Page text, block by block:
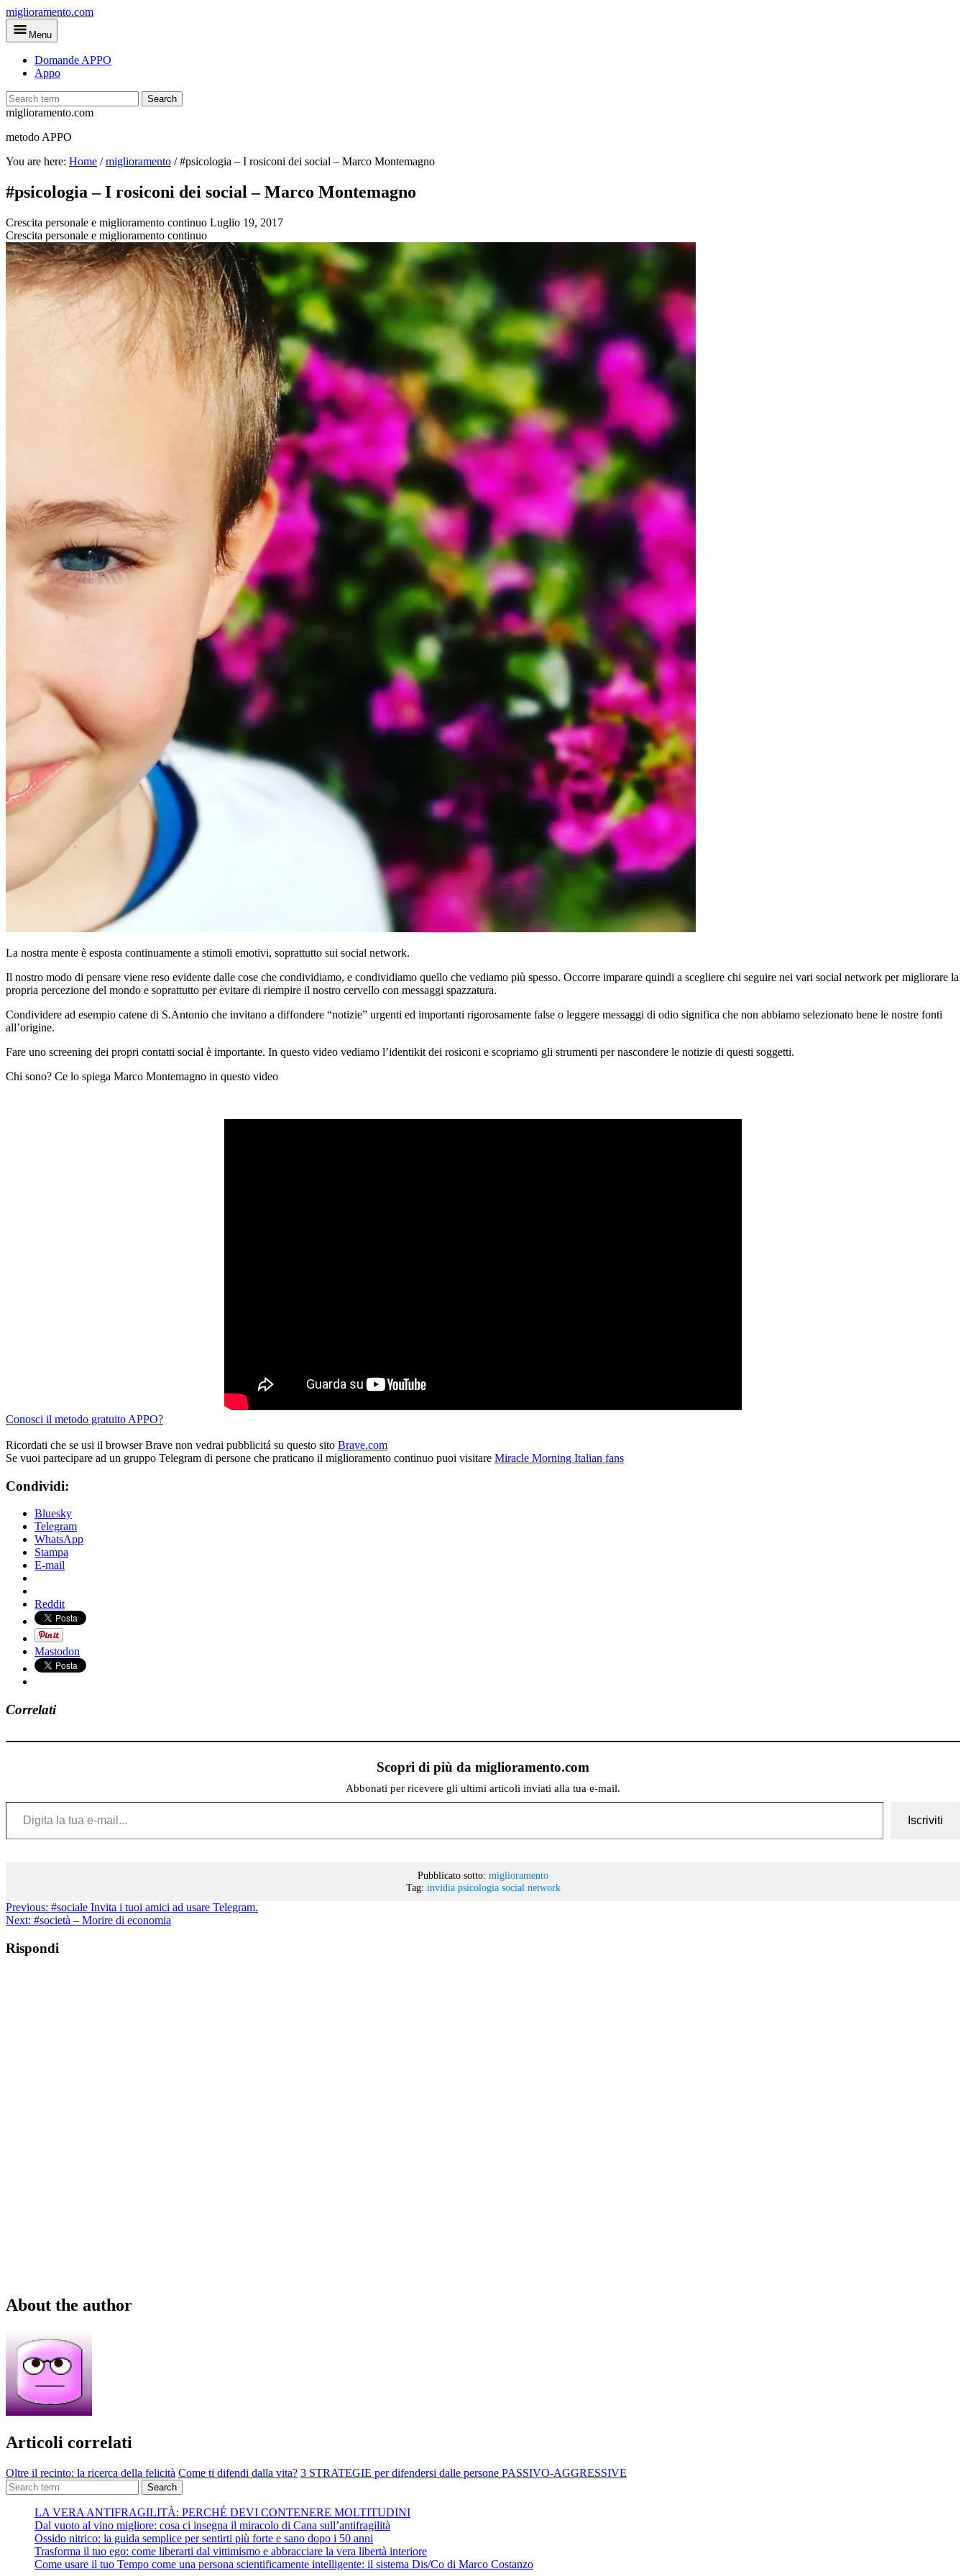
Skip
to
main
miglioramento.com
Menu
Domande APPO
Appo
Search
miglioramento.com
metodo APPO
You are here: Home /miglioramento /#psicologia – I rosiconi dei social – Marco Montemagno
#psicologia – I rosiconi dei social – Marco Montemagno
Crescita personale e miglioramento continuo Luglio 19, 2017
Crescita personale e miglioramento continuo
La nostra mente è esposta continuamente a stimoli emotivi, soprattutto sui social network.
Il nostro modo di pensare viene reso evidente dalle cose che condividiamo, e condividiamo quello che vediamo più spesso. Occorre imparare quindi a scegliere chi seguire nei vari social network per migliorare la
propria percezione del mondo e soprattutto per evitare di riempire il nostro cervello con messaggi spazzatura.
Condividere ad esempio catene di S.Antonio che invitano a diffondere “notizie” urgenti ed importanti rigorosamente false o leggere messaggi di odio significa che non abbiamo selezionato bene le nostre fonti
all’origine.
Fare uno screening dei propri contatti social è importante. In questo video vediamo l’identikit dei rosiconi e scopriamo gli strumenti per nascondere le notizie di questi soggetti.
Chi sono? Ce lo spiega Marco Montemagno in questo video
Conosci il metodo gratuito APPO?
Ricordati che se usi il browser Brave non vedrai pubblicitá su questo sito Brave.com
Se vuoi partecipare ad un gruppo Telegram di persone che praticano il miglioramento continuo puoi visitare Miracle Morning Italian fans
Condividi:
Bluesky
Telegram
WhatsApp
Stampa
E-mail
Reddit
Mastodon
Correlati
Scopri di più da miglioramento.com
Abbonati per ricevere gli ultimi articoli inviati alla tua e-mail.
Digita la tua e-mail...
Iscriviti
Pubblicato sotto: miglioramento
Tag: invidia psicologia social network
Previous: #sociale Invita i tuoi amici ad usare Telegram.
Next: #società – Morire di economia
Rispondi
About the author
Articoli correlati
Oltre il recinto: la ricerca della felicità Come ti difendi dalla vita? 3 STRATEGIE per difendersi dalle persone PASSIVO-AGGRESSIVE
Search
LA VERA ANTIFRAGILITÀ: PERCHÉ DEVI CONTENERE MOLTITUDINI
Dal vuoto al vino migliore: cosa ci insegna il miracolo di Cana sull’antifragilità
Ossido nitrico: la guida semplice per sentirti più forte e sano dopo i 50 anni
Trasforma il tuo ego: come liberarti dal vittimismo e abbracciare la vera libertà interiore
Come usare il tuo Tempo come una persona scientificamente intelligente: il sistema Dis/Co di Marco Costanzo